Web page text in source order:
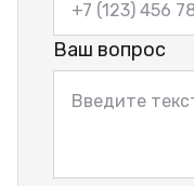
Ваш вопрос